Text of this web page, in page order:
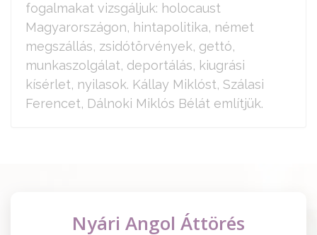
fogalmakat vizsgáljuk: holocaust
Magyarországon, hintapolitika, német
megszállás, zsidótörvények, gettó,
munkaszolgálat, deportálás, kiugrási
kísérlet, nyilasok. Kállay Miklóst, Szálasi
Ferencet, Dálnoki Miklós Bélát említjük.
Nyári Angol Áttörés